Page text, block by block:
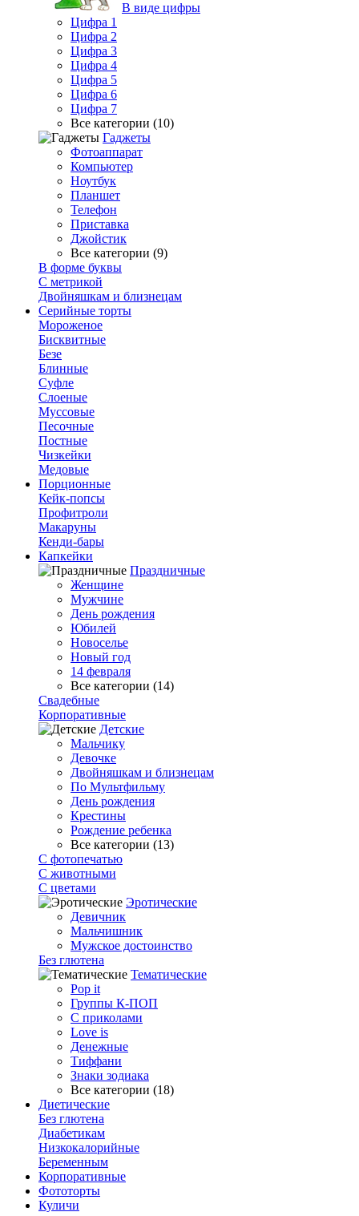
В виде цифры
Цифра 1
Цифра 2
Цифра 3
Цифра 4
Цифра 5
Цифра 6
Цифра 7
Все категории (10)
Гаджеты
Фотоаппарат
Компьютер
Ноутбук
Планшет
Телефон
Приставка
Джойстик
Все категории (9)
В форме буквы
С метрикой
Двойняшкам и близнецам
Серийные торты
Мороженое
Бисквитные
Безе
Блинные
Суфле
Слоеные
Муссовые
Песочные
Постные
Чизкейки
Медовые
Порционные
Кейк-попсы
Профитроли
Макаруны
Кенди-бары
Капкейки
Праздничные
Женщине
Мужчине
День рождения
Юбилей
Новоселье
Новый год
14 февраля
Все категории (14)
Свадебные
Корпоративные
Детские
Мальчику
Девочке
Двойняшкам и близнецам
По Мультфильму
День рождения
Крестины
Рождение ребенка
Все категории (13)
С фотопечатью
C животными
С цветами
Эротические
Девичник
Мальчишник
Мужское достоинство
Без глютена
Тематические
Pop it
Группы К-ПОП
С приколами
Love is
Денежные
Тиффани
Знаки зодиака
Все категории (18)
Диетические
Без глютена
Диабетикам
Низкокалорийные
Беременным
Корпоративные
Фототорты
Куличи